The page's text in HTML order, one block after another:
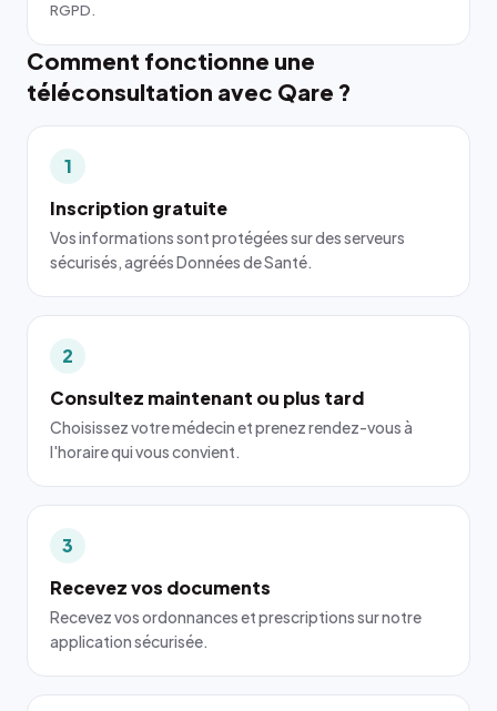
RGPD.
Comment fonctionne une
téléconsultation avec Qare ?
1
Inscription gratuite
Vos informations sont protégées sur des serveurs
sécurisés, agréés Données de Santé.
2
Consultez maintenant ou plus tard
Choisissez votre médecin et prenez rendez-vous à
l'horaire qui vous convient.
3
Recevez vos documents
Recevez vos ordonnances et prescriptions sur notre
application sécurisée.